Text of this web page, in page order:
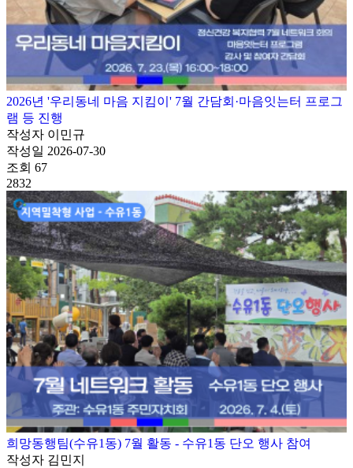
2026년 '우리동네 마음 지킴이' 7월 간담회·마음잇는터 프로그
램 등 진행
작성자 이민규
작성일 2026-07-30
조회 67
2832
희망동행팀(수유1동) 7월 활동 - 수유1동 단오 행사 참여
작성자 김민지